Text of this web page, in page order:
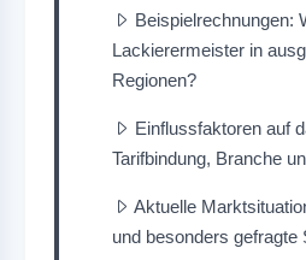
Beispielrechnungen:
Lackierermeister in
Regionen?
Einflussfaktoren auf
Tarifbindung, Branche
Aktuelle
und besonders gefragte